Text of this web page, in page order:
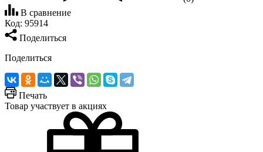
В сравнение
Код: 95914
Поделиться
Поделиться
Печать
Товар участвует в акциях